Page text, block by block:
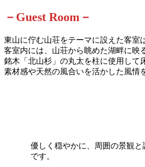
－Guest Room－
東山に佇む山荘をテーマに設えた客室
客室内には、山荘から眺めた湖畔に映
銘木「北山杉」の丸太を柱に使用して
素材感や天然の風合いを活かした風情
優しく穏やかに、周囲の景観
です。